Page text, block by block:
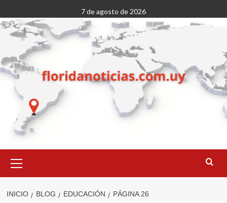
al
contenido
7 de agosto de 2026
primario
INICIO BLOG EDUCACIÓN PÁGINA 26